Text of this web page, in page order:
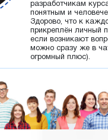
разработчикам
понятным и
Здорово, что к
прикреплён личный
если возникают
можно сразу же в
огромный плюс).